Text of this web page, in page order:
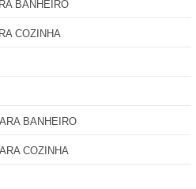
BANHEIRO
COZINHA
BANHEIRO
COZINHA